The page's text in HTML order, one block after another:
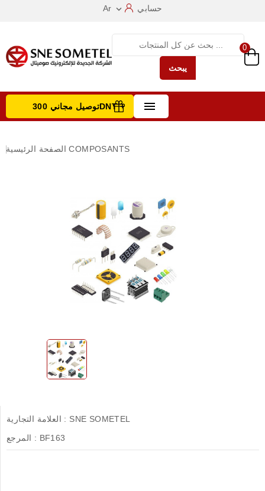
Ar  حسابي
يبحث
0
 توصيل مجاني 300DNT +
الصفحة الرئيسية COMPOSANTS
العلامة التجارية : SNE SOMETEL
المرجع : BF163